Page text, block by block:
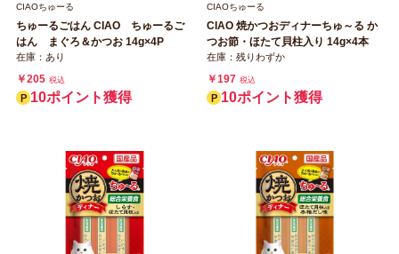
CIAOちゅーる
ちゅーるごはん CIAO ちゅーるご
はん まぐろ＆かつお 14g×4P
在庫：あり
￥205 税込
10ポイント獲得
CIAOちゅーる
CIAO 焼かつおディナーちゅ～る か
つお節・ほたて貝柱入り 14g×4本
在庫：残りわずか
￥197 税込
10ポイント獲得